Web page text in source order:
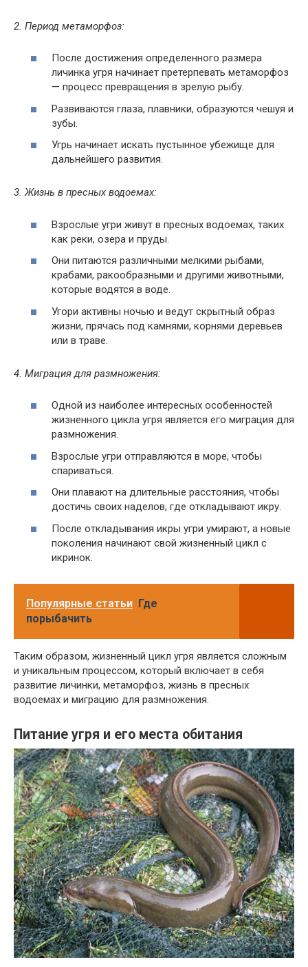
2. Период метаморфоз:
После достижения определенного размера
личинка угря начинает претерпевать метаморфоз
— процесс превращения в зрелую рыбу.
Развиваются глаза, плавники, образуются чешуя и
зубы.
Угрь начинает искать пустынное убежище для
дальнейшего развития.
3. Жизнь в пресных водоемах:
Взрослые угри живут в пресных водоемах, таких
как реки, озера и пруды.
Они питаются различными мелкими рыбами,
крабами, ракообразными и другими животными,
которые водятся в воде.
Угори активны ночью и ведут скрытный образ
жизни, прячась под камнями, корнями деревьев
или в траве.
4. Миграция для размножения:
Одной из наиболее интересных особенностей
жизненного цикла угря является его миграция для
размножения.
Взрослые угри отправляются в море, чтобы
спариваться.
Они плавают на длительные расстояния, чтобы
достичь своих наделов, где откладывают икру.
После откладывания икры угри умирают, а новые
поколения начинают свой жизненный цикл с
икринок.
Популярные статьи Где
порыбачить
Таким образом, жизненный цикл угря является сложным
и уникальным процессом, который включает в себя
развитие личинки, метаморфоз, жизнь в пресных
водоемах и миграцию для размножения.
Питание угря и его места обитания